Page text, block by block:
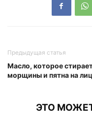
Предыдущая статья
Масло, которое
морщины и пятна на
ЭТО